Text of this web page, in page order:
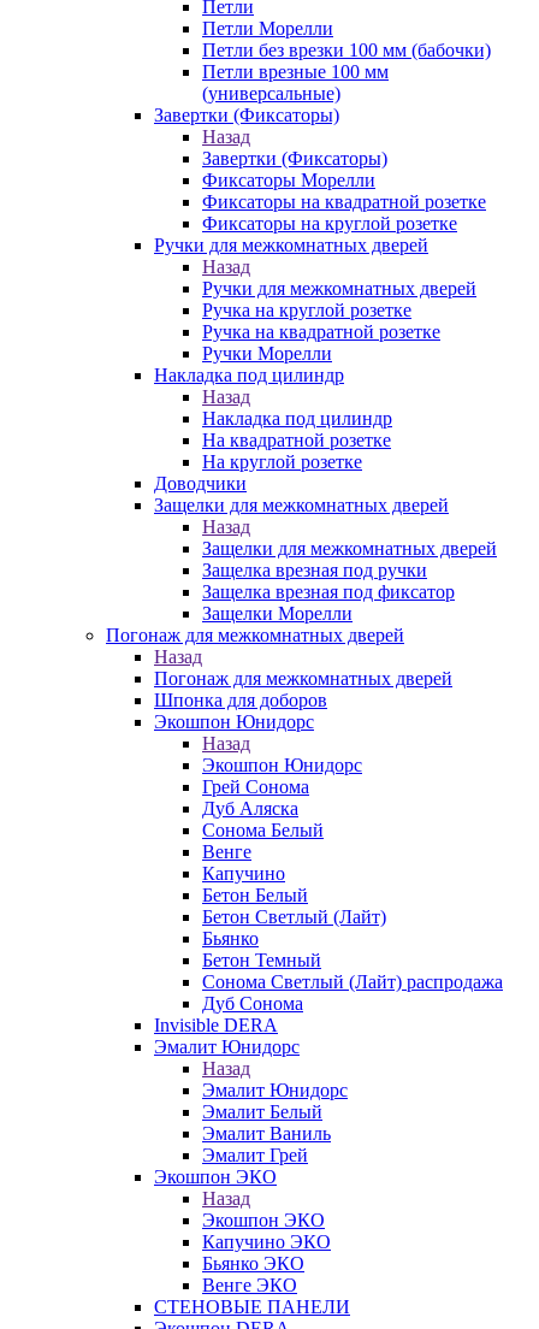
Петли
Петли Морелли
Петли без врезки 100 мм (бабочки)
Петли врезные 100 мм
(универсальные)
Завертки (Фиксаторы)
Назад
Завертки (Фиксаторы)
Фиксаторы Морелли
Фиксаторы на квадратной розетке
Фиксаторы на круглой розетке
Ручки для межкомнатных дверей
Назад
Ручки для межкомнатных дверей
Ручка на круглой розетке
Ручка на квадратной розетке
Ручки Морелли
Накладка под цилиндр
Назад
Накладка под цилиндр
На квадратной розетке
На круглой розетке
Доводчики
Защелки для межкомнатных дверей
Назад
Защелки для межкомнатных дверей
Защелка врезная под ручки
Защелка врезная под фиксатор
Защелки Морелли
Погонаж для межкомнатных дверей
Назад
Погонаж для межкомнатных дверей
Шпонка для доборов
Экошпон Юнидорс
Назад
Экошпон Юнидорс
Грей Сонома
Дуб Аляска
Сонома Белый
Венге
Капучино
Бетон Белый
Бетон Светлый (Лайт)
Бьянко
Бетон Темный
Сонома Светлый (Лайт) распродажа
Дуб Сонома
Invisible DERA
Эмалит Юнидорс
Назад
Эмалит Юнидорс
Эмалит Белый
Эмалит Ваниль
Эмалит Грей
Экошпон ЭКО
Назад
Экошпон ЭКО
Капучино ЭКО
Бьянко ЭКО
Венге ЭКО
СТЕНОВЫЕ ПАНЕЛИ